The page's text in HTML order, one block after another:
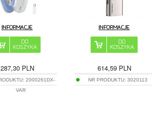
287,30PLN
2000261DX-
VAR
614,59PLN
NR PRODUKTU:3020113